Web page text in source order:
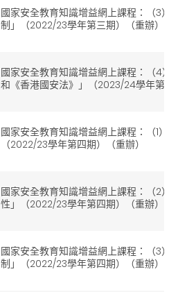
國家安全教育知識增益網上課程：（3）
制」（2022/23學年第三期）（重辦）
國家安全教育知識增益網上課程：（4）
和《香港國安法》」（2023/24學年第三
國家安全教育知識增益網上課程：（1）
（2022/23學年第四期）（重辦）
國家安全教育知識增益網上課程：（2）
性」（2022/23學年第四期）（重辦）
國家安全教育知識增益網上課程：（3）
制」（2022/23學年第四期）（重辦）